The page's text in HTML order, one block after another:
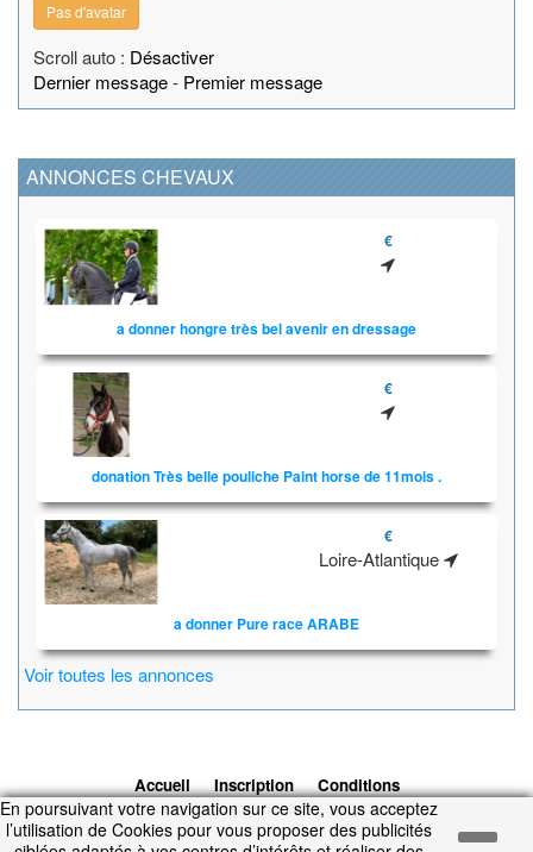
Pas d'avatar
Scroll auto : Désactiver
Dernier message- Premier message
ANNONCES CHEVAUX
€
a donner hongre très bel avenir en dressage
€
donation Très belle pouliche Paint horse de 11mois .
€
Loire-Atlantique
a donner Pure race ARABE
Voir toutes les annonces
Accueil Inscription
Conditions
d'utilisation
Contacts © 2026 1cheval.com
Ecurie Virtuelle -
Jeu Cheval
En poursuivant votre navigation sur ce site, vous acceptez
l’utilisation de Cookies pour vous proposer des publicités